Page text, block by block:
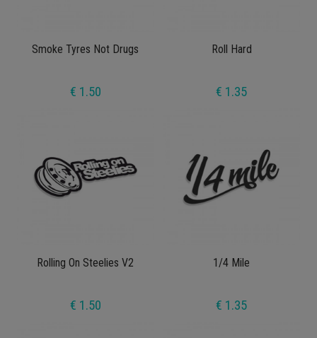
Smoke Tyres Not Drugs
€ 1.50
Roll Hard
€ 1.35
Rolling On Steelies V2
€ 1.50
1/4 Mile
€ 1.35